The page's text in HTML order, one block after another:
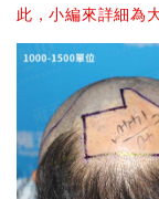
此，小編來詳細為